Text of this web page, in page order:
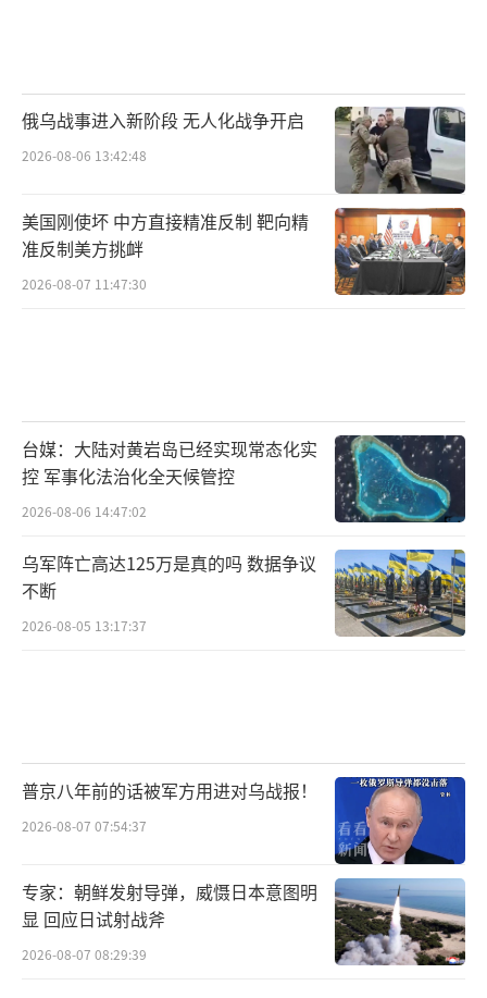
俄乌战事进入新阶段 无人化战争开启
2026-08-06 13:42:48
美国刚使坏 中方直接精准反制 靶向精
准反制美方挑衅
2026-08-07 11:47:30
台媒：大陆对黄岩岛已经实现常态化实
控 军事化法治化全天候管控
2026-08-06 14:47:02
乌军阵亡高达125万是真的吗 数据争议
不断
2026-08-05 13:17:37
普京八年前的话被军方用进对乌战报！
2026-08-07 07:54:37
专家：朝鲜发射导弹，威慑日本意图明
显 回应日试射战斧
2026-08-07 08:29:39